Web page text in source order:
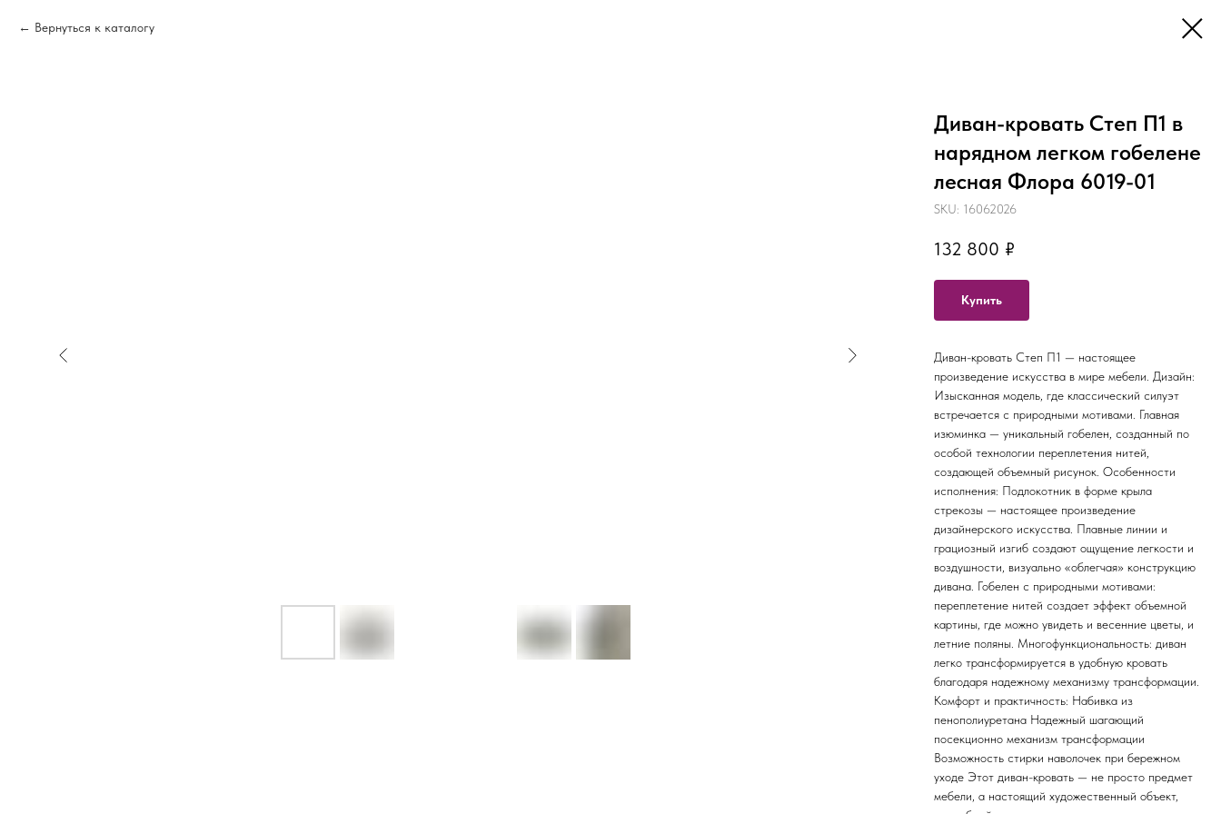
Вернуться к каталогу
Диван-кровать Степ П1 в
нарядном легком гобелене
лесная Флора 6019-01
SKU: 16062026
132 800 ₽
Купить
Диван-кровать Степ П1 — настоящее
произведение искусства в мире мебели. Дизайн:
Изысканная модель, где классический силуэт
встречается с природными мотивами. Главная
изюминка — уникальный гобелен, созданный по
особой технологии переплетения нитей,
создающей объемный рисунок. Особенности
исполнения: Подлокотник в форме крыла
стрекозы — настоящее произведение
дизайнерского искусства. Плавные линии и
грациозный изгиб создают ощущение легкости и
воздушности, визуально «облегчая» конструкцию
дивана. Гобелен с природными мотивами:
переплетение нитей создает эффект объемной
картины, где можно увидеть и весенние цветы, и
летние поляны. Многофункциональность: диван
легко трансформируется в удобную кровать
благодаря надежному механизму трансформации.
Комфорт и практичность: Набивка из
пенополиуретана Надежный шагающий
посекционно механизм трансформации
Возможность стирки наволочек при бережном
уходе Этот диван-кровать — не просто предмет
мебели, а настоящий художественный объект,